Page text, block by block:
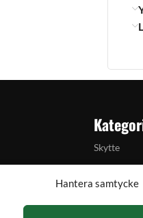
Hantera samtycke
Skytte